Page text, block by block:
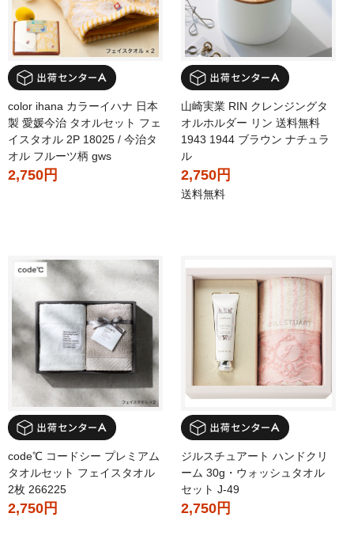
color ihana カラーイハナ 日本
製 愛媛今治 タオルセット フェ
イスタオル 2P 18025 / 今治タ
オル フルーツ柄 gws
2,750円
山崎実業 RIN クレンジングタ
オルホルダー リン 送料無料
1943 1944 ブラウン ナチュラ
ル
2,750円
送料無料
code℃ コードシー プレミアム
タオルセット フェイスタオル
2枚 266225
2,750円
ジルスチュアート ハンドクリ
ーム 30g・ウォッシュタオル
セット J-49
2,750円